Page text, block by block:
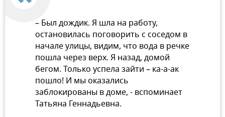
– Был дождик. Я шла на работу,
остановилась поговорить с соседом в
начале улицы, видим, что вода в речке
пошла через верх. Я назад, домой
бегом. Только успела зайти – ка-а-ак
пошло! И мы оказались
заблокированы в доме, - вспоминает
Татьяна Геннадьевна.